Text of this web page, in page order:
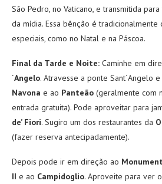
São Pedro, no Vaticano, e transmitida
da mídia. Essa bênção é tradicionalmente
especiais, como no Natal e na Páscoa.
Final da Tarde e Noite: Caminhe em
´Angelo. Atravesse a ponte Sant´Angelo
Navona e ao Panteão (geralmente com
entrada gratuita). Pode aproveitar para
de’ Fiori. Sugiro um dos restaurantes da
(fazer reserva antecipadamente).
Depois pode ir em direção ao
II e ao Campidoglio. Aproveite para ver